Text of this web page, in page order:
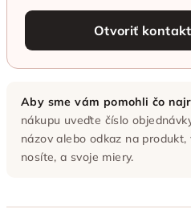
Otvoriť
Aby sme vám pomohli čo
nákupu uveďte číslo
názov alebo odkaz na
nosíte, a svoje miery.